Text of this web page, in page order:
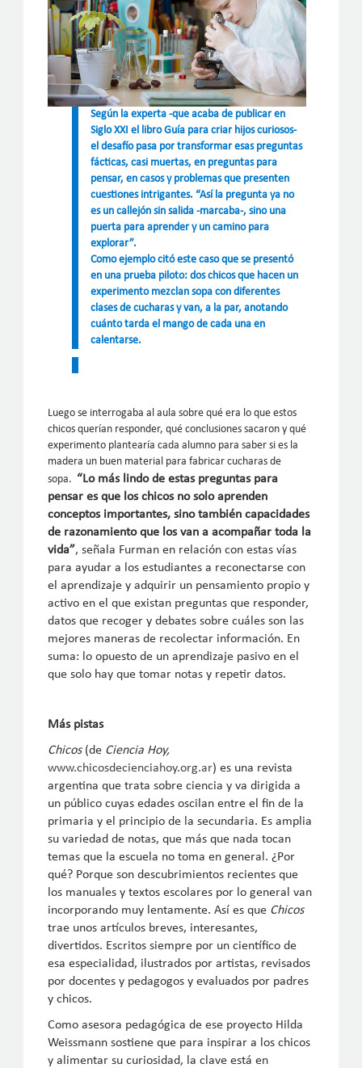
Según la experta -que acaba de publicar en
Siglo XXI el libro Guía para criar hijos curiosos-
el desafío pasa por transformar esas preguntas
fácticas, casi muertas, en preguntas para
pensar, en casos y problemas que presenten
cuestiones intrigantes. “Así la pregunta ya no
es un callejón sin salida -marcaba-, sino una
puerta para aprender y un camino para
explorar”.
Como ejemplo citó este caso que se presentó
en una prueba piloto: dos chicos que hacen un
experimento mezclan sopa con diferentes
clases de cucharas y van, a la par, anotando
cuánto tarda el mango de cada una en
calentarse.
Luego se interrogaba al aula sobre qué era lo que estos
chicos querían responder, qué conclusiones sacaron y qué
experimento plantearía cada alumno para saber si es la
madera un buen material para fabricar cucharas de
sopa. “Lo más lindo de estas preguntas para
pensar es que los chicos no solo aprenden
conceptos importantes, sino también capacidades
de razonamiento que los van a acompañar toda la
vida”, señala Furman en relación con estas vías
para ayudar a los estudiantes a reconectarse con
el aprendizaje y adquirir un pensamiento propio y
activo en el que existan preguntas que responder,
datos que recoger y debates sobre cuáles son las
mejores maneras de recolectar información. En
suma: lo opuesto de un aprendizaje pasivo en el
que solo hay que tomar notas y repetir datos.
Más pistas
Chicos(de Ciencia Hoy,
www.chicosdecienciahoy.org.ar) es una revista
argentina que trata sobre ciencia y va dirigida a
un público cuyas edades oscilan entre el fin de la
primaria y el principio de la secundaria. Es amplia
su variedad de notas, que más que nada tocan
temas que la escuela no toma en general. ¿Por
qué? Porque son descubrimientos recientes que
los manuales y textos escolares por lo general van
incorporando muy lentamente. Así es que Chicos
trae unos artículos breves, interesantes,
divertidos. Escritos siempre por un científico de
esa especialidad, ilustrados por artistas, revisados
por docentes y pedagogos y evaluados por padres
y chicos.
Como asesora pedagógica de ese proyecto Hilda
Weissmann sostiene que para inspirar a los chicos
y alimentar su curiosidad, la clave está en